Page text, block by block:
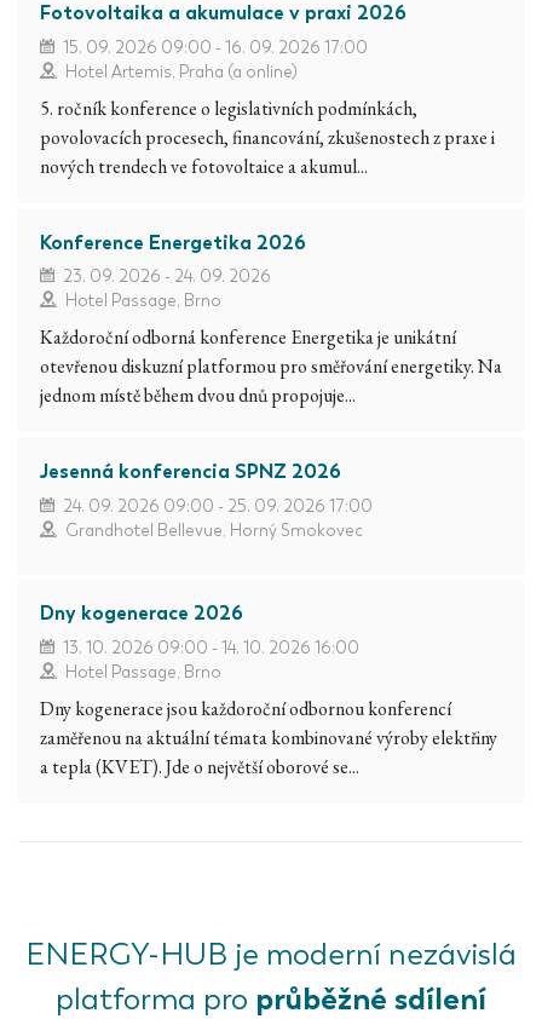
Fotovoltaika a akumulace v praxi 2026
15. 09. 2026 09:00 - 16. 09. 2026 17:00
Hotel Artemis, Praha (a online)
5. ročník konference o legislativních podmínkách,
povolovacích procesech, financování, zkušenostech z praxe i
nových trendech ve fotovoltaice a akumul...
Konference Energetika 2026
23. 09. 2026 - 24. 09. 2026
Hotel Passage, Brno
Každoroční odborná konference Energetika je unikátní
otevřenou diskuzní platformou pro směřování energetiky. Na
jednom místě během dvou dnů propojuje...
Jesenná konferencia SPNZ 2026
24. 09. 2026 09:00 - 25. 09. 2026 17:00
Grandhotel Bellevue, Horný Smokovec
Dny kogenerace 2026
13. 10. 2026 09:00 - 14. 10. 2026 16:00
Hotel Passage, Brno
Dny kogenerace jsou každoroční odbornou konferencí
zaměřenou na aktuální témata kombinované výroby elektřiny
a tepla (KVET). Jde o největší oborové se...
ENERGY-HUB je moderní nezávislá
platforma pro průběžné sdílení